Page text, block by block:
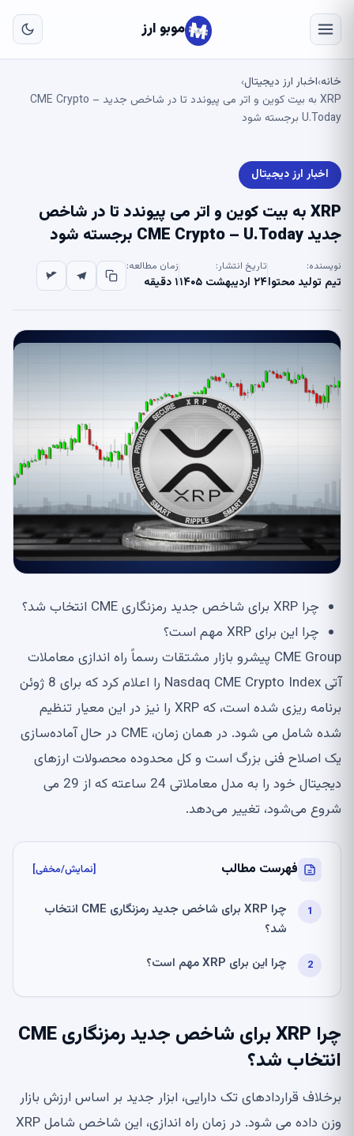
موبو ارز
خانه›اخبار ارز دیجیتال›
XRP به بیت کوین و اتر می پیوندد تا در شاخص جدید CME Crypto –
U.Today برجسته شود
اخبار ارز دیجیتال
XRP به بیت کوین و اتر می پیوندد تا در شاخص
جدید CME Crypto – U.Today برجسته شود
نویسنده:
تیم تولید محتوا
تاریخ انتشار:
۲۴ اردیبهشت ۱۴۰۵
زمان مطالعه:
۱ دقیقه
چرا XRP برای شاخص جدید رمزنگاری CME انتخاب شد؟
چرا این برای XRP مهم است؟
CME Group پیشرو بازار مشتقات رسماً راه اندازی معاملات
آتی Nasdaq CME Crypto Index را اعلام کرد که برای 8 ژوئن
برنامه ریزی شده است، که XRP را نیز در این معیار تنظیم
شده شامل می شود. در همان زمان، CME در حال آماده‌سازی
یک اصلاح فنی بزرگ است و کل محدوده محصولات ارزهای
دیجیتال خود را به مدل معاملاتی 24 ساعته که از 29 می
شروع می‌شود، تغییر می‌دهد.
فهرست مطالب [نمایش/مخفی]
چرا XRP برای شاخص جدید رمزنگاری CME انتخاب
شد؟
چرا این برای XRP مهم است؟
چرا XRP برای شاخص جدید رمزنگاری CME
انتخاب شد؟
برخلاف قراردادهای تک دارایی، ابزار جدید بر اساس ارزش بازار
وزن داده می شود. در زمان راه اندازی، این شاخص شامل XRP